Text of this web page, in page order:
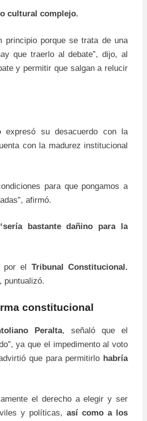
cultural complejo.
principio porque se trata de una
que traerlo al debate”, dijo, al
y permitir que salgan a relucir
expresó su desacuerdo con la
con la madurez institucional
para que pongamos a
afirmó.
bastante dañino para la
por el Tribunal Constitucional.
puntualizó.
constitucional
Peralta, señaló que el
ya que el impedimento al voto
que para permitirlo habría
el derecho a elegir y ser
y políticas, así como a los